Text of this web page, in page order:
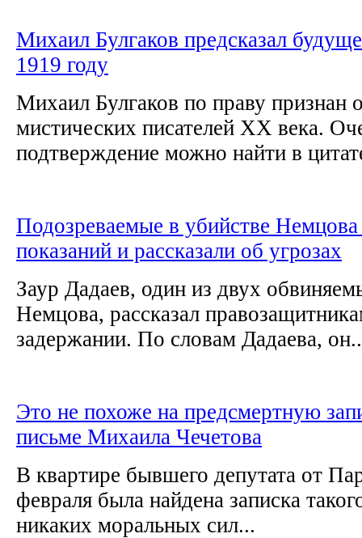
Михаил Булгаков предсказал
1919 году
Михаил Булгаков по праву признан
мистических писателей ХХ века.
подтверждение можно найти в
Подозреваемые в убийстве Немцова
показаний и рассказали об угрозах
Заур Дадаев, один из двух
Немцова, рассказал
задержании. По словам Дадаева,
Это не похоже на предсмертную
письме Михаила Чечетова
В квартире бывшего депутата от
февраля была найдена записка
никаких моральных сил...